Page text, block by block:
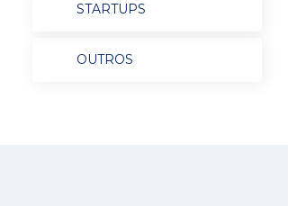
STARTUPS
OUTROS